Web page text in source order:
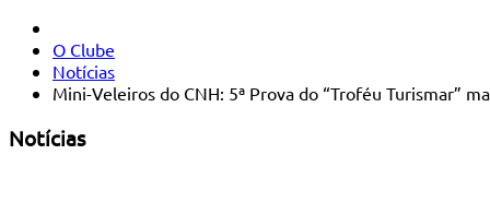
O Clube
Notícias
Mini-Veleiros do CNH: 5ª Prova do “Troféu Turismar”
Notícias